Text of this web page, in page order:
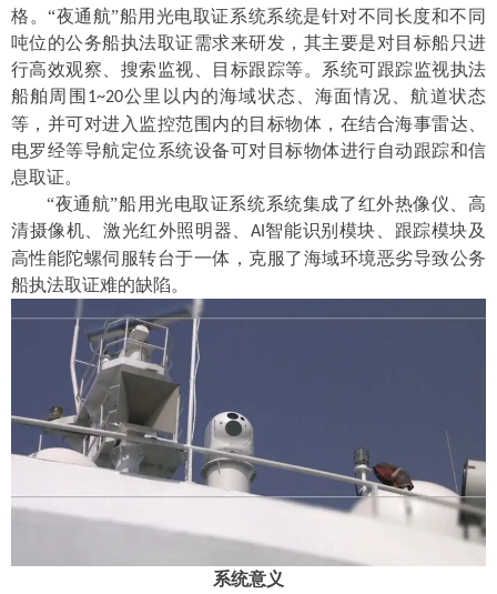
格 。“夜通航”船用光电取证系统系统是针对不同长度和不同
吨位的公务船执法取证需求来研发，其主要是对目标船只进
行高效观察、搜索监视、
目标跟踪等。系统可跟踪监视执法
船舶周围 1~20公里以内的海域状态、海面情况、航道状态
等，并可对进入 监控范围内的目标物体，在结合海事雷达、
电罗经等导航定位系统设备可对目标物体进行自动跟踪和信
息取证。
“夜通航”船用光电取证系统系统集成了红外热像仪、高
清摄像机、激光红外照明器、 AI 智能识别模块、跟踪模块及
高性能陀螺伺服转台于一体， 克服了海域环境恶劣导致公务
船执法取证难的缺陷。
系统意义